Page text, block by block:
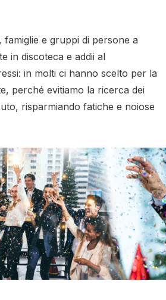
e gruppi di persone a
in discoteca e addii al
in molti ci hanno scelto per la
perché evitiamo la ricerca dei
risparmiando fatiche e noiose